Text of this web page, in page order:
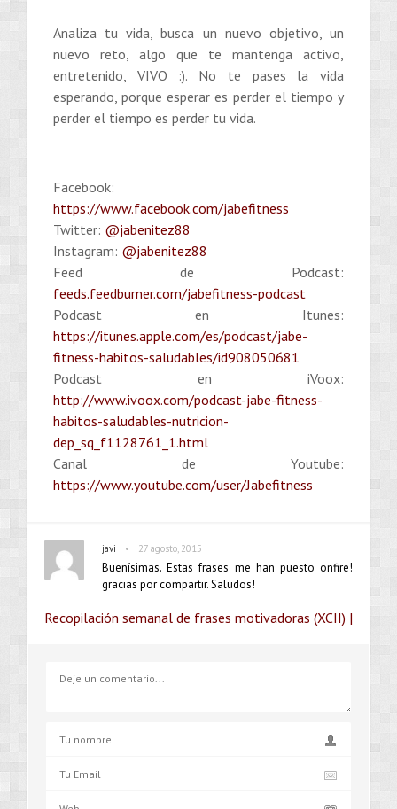
Analiza tu vida, busca un nuevo objetivo, un
nuevo reto, algo que te mantenga activo,
entretenido, VIVO :). No te pases la vida
esperando, porque esperar es perder el tiempo y
perder el tiempo es perder tu vida.
Facebook:
https://www.facebook.com/jabefitness
Twitter: @jabenitez88
Instagram: @jabenitez88
Feed de Podcast:
feeds.feedburner.com/jabefitness-podcast
Podcast en Itunes:
https://itunes.apple.com/es/podcast/jabe-
fitness-habitos-saludables/id908050681
Podcast en iVoox:
http://www.ivoox.com/podcast-jabe-fitness-
habitos-saludables-nutricion-
dep_sq_f1128761_1.html
Canal de Youtube:
https://www.youtube.com/user/Jabefitness
javi • 27 agosto, 2015
Buenísimas. Estas frases me han puesto onfire!
gracias por compartir. Saludos!
Recopilación semanal de frases motivadoras (XCII) |